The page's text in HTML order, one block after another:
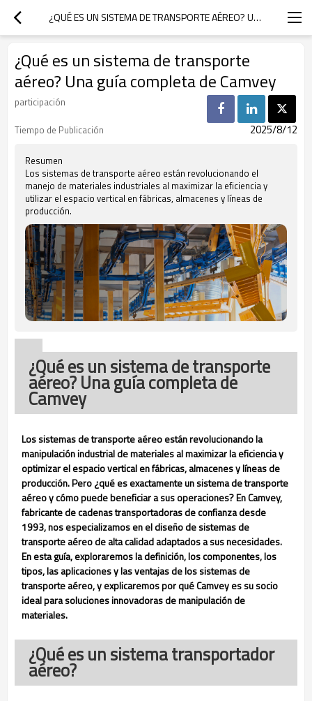
¿QUÉ ES UN SISTEMA DE TRANSPORTE AÉREO? UNA GUÍA COMPLETA DE CAMVEY
¿Qué es un sistema de transporte
aéreo? Una guía completa de Camvey
participación
Tiempo de Publicación
2025/8/12
Resumen
Los sistemas de transporte aéreo están revolucionando el
manejo de materiales industriales al maximizar la eficiencia y
utilizar el espacio vertical en fábricas, almacenes y líneas de
producción.
¿Qué es un sistema de transporte
aéreo? Una guía completa de
Camvey
Los sistemas de transporte aéreo están revolucionando la
manipulación industrial de materiales al maximizar la eficiencia y
optimizar el espacio vertical en fábricas, almacenes y líneas de
producción. Pero ¿qué es exactamente un sistema de transporte
aéreo y cómo puede beneficiar a sus operaciones? En Camvey,
fabricante de cadenas transportadoras de confianza desde
1993, nos especializamos en el diseño de sistemas de
transporte aéreo de alta calidad adaptados a sus necesidades.
En esta guía, exploraremos la definición, los componentes, los
tipos, las aplicaciones y las ventajas de los sistemas de
transporte aéreo, y explicaremos por qué Camvey es su socio
ideal para soluciones innovadoras de manipulación de
materiales.
¿Qué es un sistema transportador
aéreo?